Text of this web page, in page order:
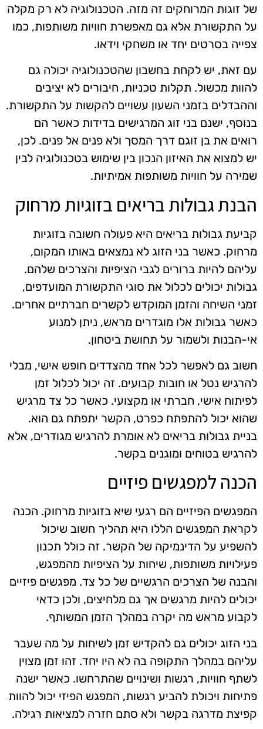
של זוגות המרוחקים זה מזה. הטכנולוגיה לא רק מקלה
על התקשורת אלא גם מאפשרת חוויות משותפות, כמו
צפייה בסרטים יחד או משחקי וידאו.
עם זאת, יש לקחת בחשבון שהטכנולוגיה יכולה גם
להוות מכשול. תקלות טכניות, חיבורים לא יציבים
וההבדלים בזמני השעון עשויים להקשות על התקשורת.
בנוסף, ישנם בני זוג המרגישים בדידות כאשר הם
רואים את בן זוגם דרך המסך ולא פנים אל פנים. לכן,
יש למצוא את האיזון הנכון בין שימוש בטכנולוגיה לבין
שמירה על חוויות משותפות אמיתיות.
הבנת גבולות בריאים בזוגיות מרחוק
קביעת גבולות בריאים היא פעולה חשובה בזוגיות
מרחוק. כאשר בני הזוג לא נמצאים באותו המקום,
עליהם להיות ברורים לגבי הציפיות והצרכים שלהם.
גבולות יכולים לכלול את סוגי התקשורת המועדפים,
זמני השיחה והזמן המוקדש לקשרים חברתיים אחרים.
כאשר גבולות אלו מוגדרים מראש, ניתן למנוע
אי-הבנות ולשמור על תחושת ביטחון.
חשוב גם לאפשר לכל אחד מהצדדים חופש אישי, מבלי
להרגיש נטל או חובות קבועים. זה יכול לכלול זמן
לפיתוח אישי, חברתי או מקצועי. כאשר כל צד מרגיש
שהוא יכול להתפתח כפרט, הקשר יתפתח גם הוא.
בניית גבולות בריאים לא אומרת להרגיש מגודרים, אלא
להרגיש בטוחים ומוגנים בקשר.
הכנה למפגשים פיזיים
המפגשים הפיזיים הם רגעי שיא בזוגיות מרחוק. הכנה
לקראת המפגשים הללו היא תהליך חשוב שיכול
להשפיע על הדינמיקה של הקשר. זה כולל תכנון
פעילויות משותפות, שיחות על הציפיות מהמפגש,
והבנה של הצרכים הרגשיים של כל צד. מפגשים פיזיים
יכולים להיות מרגשים אך גם מלחיצים, ולכן כדאי
לקבוע מראש מה יקרה במהלך הזמן המשותף.
בני הזוג יכולים גם להקדיש זמן לשיחות על מה שעבר
עליהם במהלך התקופה בה לא היו יחד. זהו זמן מצוין
לשתף חוויות, רגשות ושינויים שהתרחשו. כאשר ישנה
פתיחות ויכולת להביע רגשות, המפגש הפיזי יכול להוות
קפיצת מדרגה בקשר ולא סתם חזרה למציאות רגילה.